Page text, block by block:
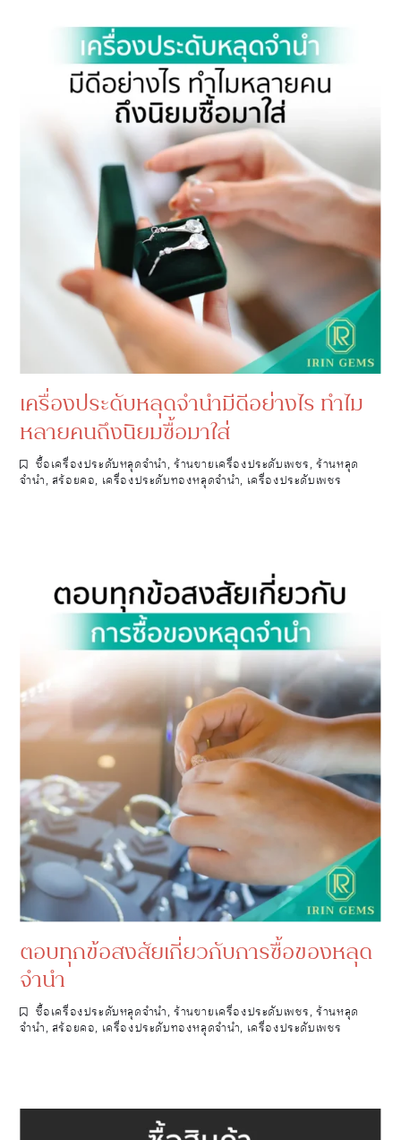
เครื่องประดับหลุดจำนำมีดีอย่างไร ทำไม
หลายคนถึงนิยมซื้อมาใส่
ซื้อเครื่องประดับหลุดจำนำ,ร้านขายเครื่องประดับเพชร,ร้านหลุด
จำนำ, สร้อยคอ, เครื่องประดับทองหลุดจำนำ, เครื่องประดับเพชร
ตอบทุกข้อสงสัยเกี่ยวกับการซื้อของหลุด
จำนำ
ซื้อเครื่องประดับหลุดจำนำ,ร้านขายเครื่องประดับเพชร,ร้านหลุด
จำนำ, สร้อยคอ, เครื่องประดับทองหลุดจำนำ, เครื่องประดับเพชร